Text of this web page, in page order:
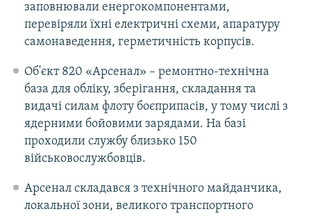
заповнювали енергокомпонентами,
перевіряли їхні електричні схеми, апаратуру
самонаведення, герметичність корпусів.
Об'єкт 820 «Арсенал» – ремонтно-технічна
база для обліку, зберігання, складання та
видачі силам флоту боєприпасів, у тому числі з
ядерними бойовими зарядами. На базі
проходили службу близько 150
військовослужбовців.
Арсенал складався з технічного майданчика,
локальної зони, великого транспортного